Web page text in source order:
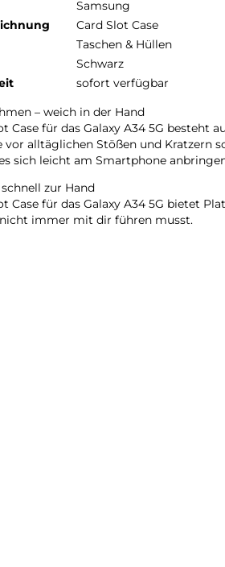
Samsung
Card Slot Case
Taschen & Hüllen
Schwarz
sofort verfügbar
– weich in der Hand
Case für das Galaxy A34 5G besteht
vor alltäglichen Stößen und Kratzern
sich leicht am Smartphone
zur Hand
Case für das Galaxy A34 5G bietet
immer mit dir führen musst.